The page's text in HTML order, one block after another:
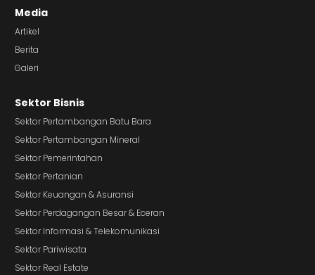
Media
Artikel
Berita
Galeri
Sektor Bisnis
Sektor Pertambangan Batu Bara
Sektor Pertambangan Mineral
Sektor Pemerintahan
Sektor Pertanian
Sektor Keuangan & Asuransi
Sektor Perdagangan Besar & Eceran
Sektor Informasi & Telekomunikasi
Sektor Pariwisata
Sektor Real Estate